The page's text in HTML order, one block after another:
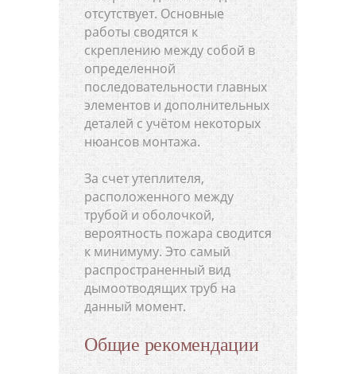
отсутствует. Основные
работы сводятся к
скреплению между собой в
определенной
последовательности главных
элементов и дополнительных
деталей с учётом некоторых
нюансов монтажа.
За счет утеплителя,
расположенного между
трубой и оболочкой,
вероятность пожара сводится
к минимуму. Это самый
распространенный вид
дымоотводящих труб на
данный момент.
Общие рекомендации